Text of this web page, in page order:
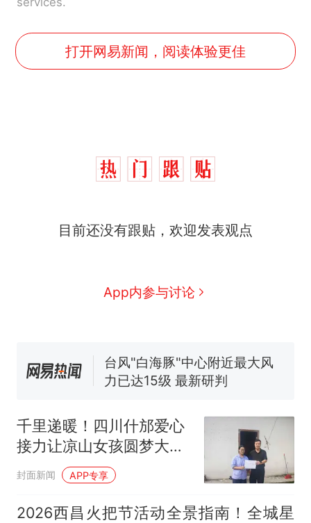
打开网易新闻，阅读体验更佳
目前还没有跟贴，欢迎发表观点
App内参与讨论
热 那个在床头放菜刀的女孩，
因老师一句“跟我回家”改写了
协会回应
台风"白海豚"中心附近最大风
力已达15级 最新研判
试前13名均遭淘汰？教育局：
已叫停招聘，成立调查组全面
核查
笔试第一被第二名传话劝弃考
官方通报
搬家报价570元，搬到楼下交
了……
热 那个在床头放菜刀的女孩，
千里递暖！四川什邡爱心
接力让凉山女孩圆梦大学
丨看见正能量
封面新闻 APP专享
2026西昌火把节活动全景指南！全城星